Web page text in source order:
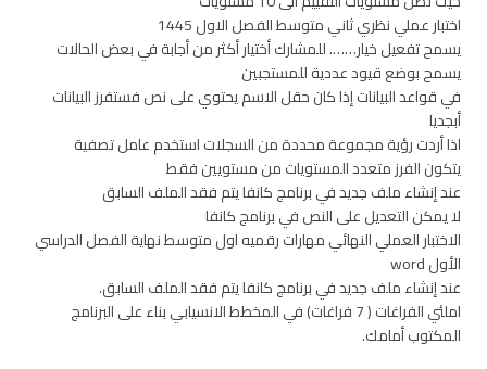
اختبار عملي نظري ثاني متوسط الفصل الاول 1445
يسمح تفعيل خيار……. للمشارك أختيار أكثر من أجابة في بعض الحالات
يسمح بوضع قيود عددية للمستجبين
في قواعد البيانات إذا كان حقل الاسم يحتوي على نص فستفرز البيانات
أبجديا
اذا أردت رؤية مجموعة محددة من السجلات استخدم عامل تصفية
يتكون الفرز متعدد المستويات من مستويين فقط
عند إنشاء ملف جديد في برنامج كانفا يتم فقد الملف السابق
لا يمكن التعديل على النص في برنامج كانفا
الاختبار العملي النهائي مهارات رقميه اول متوسط نهاية الفصل الدراسي
الأول word
عند إنشاء ملف جديد في برنامج كانفا يتم فقد الملف السابق.
املئي الفراغات ( 7 فراغات) في المخطط الانسيابي بناء على البرنامج
المكتوب أمامك.